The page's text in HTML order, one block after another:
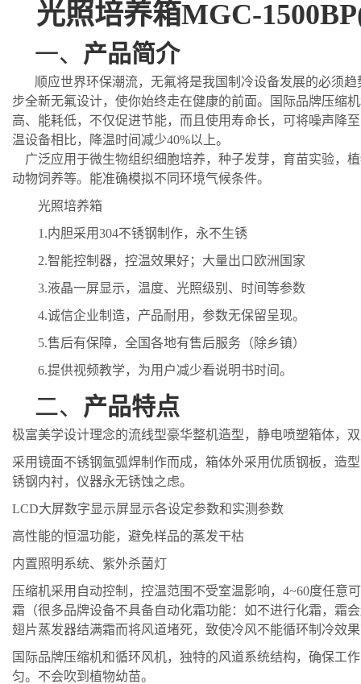
光照培养箱MGC-1500BP
一、 产品简介
顺应世界环保潮流，无氟将是我国制冷设备发展的必须
步全新无氟设计，使你始终走在健康的前面。国际品牌压缩
高、能耗低，不仅促进节能，而且使用寿命长，可将噪声降
温设备相比，降温时间减少40%以上。
广泛应用于微生物组织细胞培养，种子发芽，育苗实验，
动物饲养等。能准确模拟不同环境气候条件。
光照培养箱
1.内胆采用304不锈钢制作，永不生锈
2.智能控制器，控温效果好；大量出口欧洲国家
3.液晶一屏显示，温度、光照级别、时间等参数
4.诚信企业制造，产品耐用，参数无保留呈现。
5.售后有保障，全国各地有售后服务（除乡镇）
6.提供视频教学，为用户减少看说明书时间。
二、 产品特点
极富美学设计理念的流线型豪华整机造型，静电喷塑箱体，
采用镜面不锈钢氩弧焊制作而成，箱体外采用优质钢板，造
锈钢内衬，仪器永无锈蚀之虑。
LCD大屏数字显示屏显示各设定参数和实测参数
高性能的恒温功能，避免样品的蒸发干枯
内置照明系统、紫外杀菌灯
压缩机采用自动控制，控温范围不受室温影响， 4~60度任意
霜（很多品牌设备不具备自动化霜功能： 如不进行化霜，霜
翅片蒸发器结满霜而将风道堵死，致使冷风不能循环制冷效
国际品牌压缩机和循环风机，独特的风道系统结构，确保工
匀。不会吹到植物幼苗。